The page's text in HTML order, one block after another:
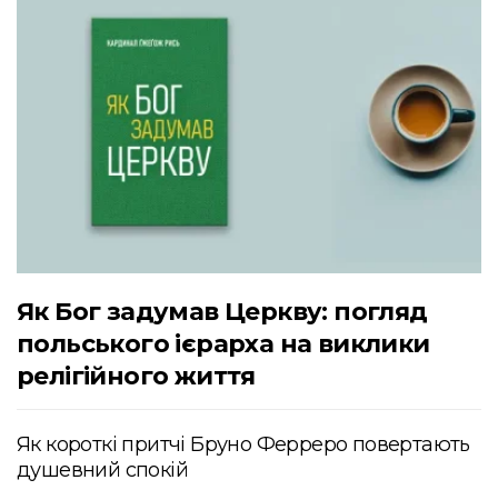
Як Бог задумав Церкву: погляд
польського ієрарха на виклики
релігійного життя
Як короткі притчі Бруно Ферреро повертають
душевний спокій